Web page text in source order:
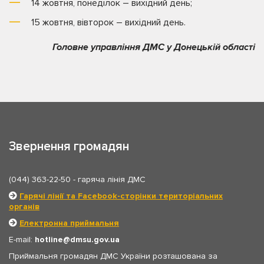
14 жовтня, понеділок – вихідний день;
15 жовтня, вівторок – вихідний день.
Головне управління ДМС у Донецькій області
Звернення громадян
(044) 363-22-50 - гаряча лінія ДМС
Гарячі лінії та Facebook-сторінки територіальних
органів
Електронна приймальня
E-mail: hotline
dmsu.gov.ua
Приймальня громадян ДМС України розташована за